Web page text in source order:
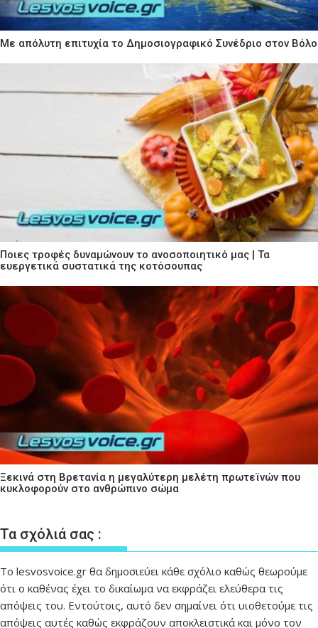
Με απόλυτη επιτυχία το Δημοσιογραφικό Συνέδριο στον Βόλο
Ποιες τροφές δυναμώνουν το ανοσοποιητικό μας | Τα
ευεργετικά συστατικά της κοτόσουπας
Ξεκινά στη Βρετανία η μεγαλύτερη μελέτη πρωτεϊνών που
κυκλοφορούν στο ανθρώπινο σώμα
Τα σχόλιά σας :
Το lesvosvoice.gr θα δημοσιεύει κάθε σχόλιο καθώς θεωρούμε
ότι ο καθένας έχει το δικαίωμα να εκφράζει ελεύθερα τις
απόψεις του. Εντούτοις, αυτό δεν σημαίνει ότι υιοθετούμε τις
απόψεις αυτές καθώς εκφράζουν αποκλειστικά και μόνο τον